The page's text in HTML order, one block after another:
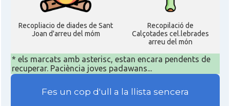
Recopliacio de diades de Sant
Joan d'arreu del móm
Recopilació de
Calçotades cel.lebrades
arreu del món
* els marcats amb asterisc, estan encara pendents de
recuperar. Paciència joves padawans...
Fes un cop d'ull a la llista sencera